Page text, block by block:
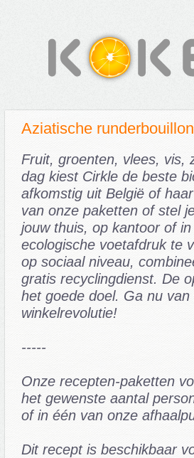
Aziatische runderbouillon
Fruit, groenten, vlees, vis,
dag kiest Cirkle de beste
afkomstig uit België of
van onze paketten of stel
jouw thuis, op kantoor of
ecologische voetafdruk te
op sociaal niveau,
gratis recyclingdienst. De
het goede doel. Ga nu
winkelrevolutie!
-----
Onze recepten-paketten
het gewenste aantal
of in één van onze
Dit recept is beschikbaar